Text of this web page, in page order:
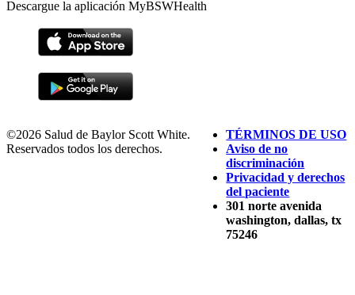
Descargue la aplicación MyBSWHealth
©2026 Salud de Baylor Scott White.
Reservados todos los derechos.
TÉRMINOS DE USO
Aviso de no
discriminación
Privacidad y derechos
del paciente
301 norte avenida
washington, dallas, tx
75246